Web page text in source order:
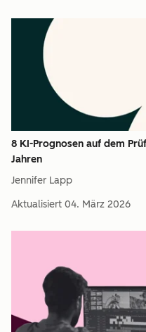
8 KI-Prognosen auf dem
Jahren
Jennifer Lapp
Aktualisiert 04. März 2026